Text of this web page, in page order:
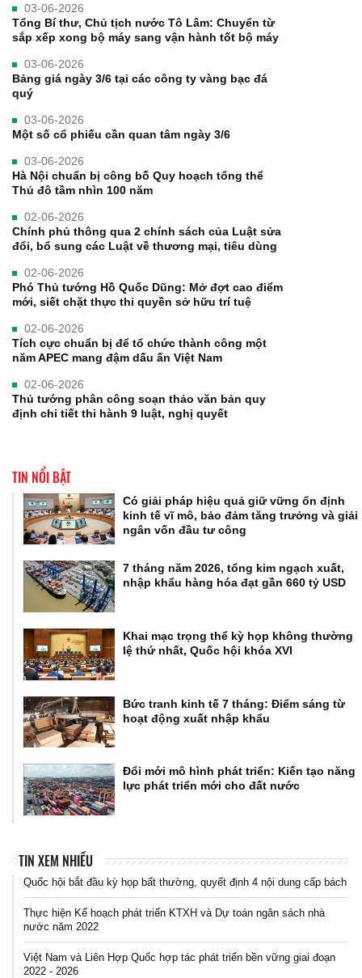
03-06-2026
Tổng Bí thư, Chủ tịch nước Tô Lâm: Chuyển từ
sắp xếp xong bộ máy sang vận hành tốt bộ máy
03-06-2026
Bảng giá ngày 3/6 tại các công ty vàng bạc đá
quý
03-06-2026
Một số cổ phiếu cần quan tâm ngày 3/6
03-06-2026
Hà Nội chuẩn bị công bố Quy hoạch tổng thể
Thủ đô tầm nhìn 100 năm
02-06-2026
Chính phủ thông qua 2 chính sách của Luật sửa
đổi, bổ sung các Luật về thương mại, tiêu dùng
02-06-2026
Phó Thủ tướng Hồ Quốc Dũng: Mở đợt cao điểm
mới, siết chặt thực thi quyền sở hữu trí tuệ
02-06-2026
Tích cực chuẩn bị để tổ chức thành công một
năm APEC mang đậm dấu ấn Việt Nam
02-06-2026
Thủ tướng phân công soạn thảo văn bản quy
định chi tiết thi hành 9 luật, nghị quyết
TIN NỔI BẬT
Có giải pháp hiệu quả giữ vững ổn định
kinh tế vĩ mô, bảo đảm tăng trưởng và giải
ngân vốn đầu tư công
7 tháng năm 2026, tổng kim ngạch xuất,
nhập khẩu hàng hóa đạt gần 660 tỷ USD
Khai mạc trọng thể kỳ họp không thường
lệ thứ nhất, Quốc hội khóa XVI
Bức tranh kinh tế 7 tháng: Điểm sáng từ
hoạt động xuất nhập khẩu
Đổi mới mô hình phát triển: Kiến tạo năng
lực phát triển mới cho đất nước
TIN XEM NHIỀU
Quốc hội bắt đầu kỳ họp bất thường, quyết định 4 nội dung cấp bách
Thực hiện Kế hoạch phát triển KTXH và Dự toán ngân sách nhà
nước năm 2022
Việt Nam và Liên Hợp Quốc hợp tác phát triển bền vững giai đoạn
2022 - 2026